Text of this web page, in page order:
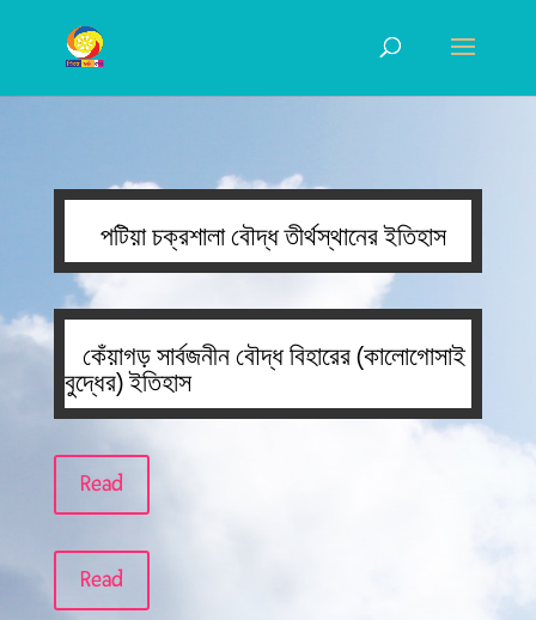
পটিয়া চক্রশালা বৌদ্ধ তীর্থস্থানের ইতিহাস
কেঁয়াগড় সার্বজনীন বৌদ্ধ বিহারের (কালোগোসাই
বুদ্ধের) ইতিহাস
Read
Read